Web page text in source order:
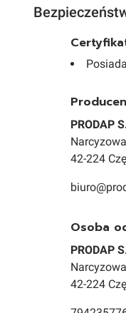
PRODAP
42-224
Osoba
PRODAP
42-224